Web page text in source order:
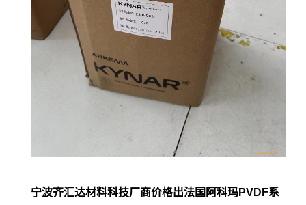
宁波齐汇达材料科技厂商价格出法国阿科玛PVDF系